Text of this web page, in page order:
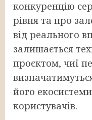
конкуренцію
рівня та про
від реального
залишається
проєктом, чиї
його
користувачів.